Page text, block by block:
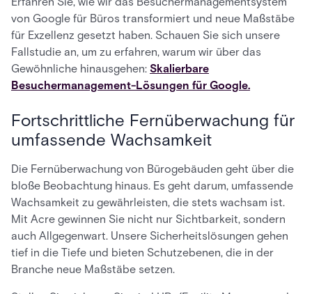
von Google für Büros transformiert und neue Maßstäbe
für Exzellenz gesetzt haben. Schauen Sie sich unsere
Fallstudie an, um zu erfahren, warum wir über das
Gewöhnliche hinausgehen: Skalierbare
Besuchermanagement-Lösungen für Google.
Fortschrittliche Fernüberwachung für
umfassende Wachsamkeit
Die Fernüberwachung von Bürogebäuden geht über die
bloße Beobachtung hinaus. Es geht darum, umfassende
Wachsamkeit zu gewährleisten, die stets wachsam ist.
Mit Acre gewinnen Sie nicht nur Sichtbarkeit, sondern
auch Allgegenwart. Unsere Sicherheitslösungen gehen
tief in die Tiefe und bieten Schutzebenen, die in der
Branche neue Maßstäbe setzen.